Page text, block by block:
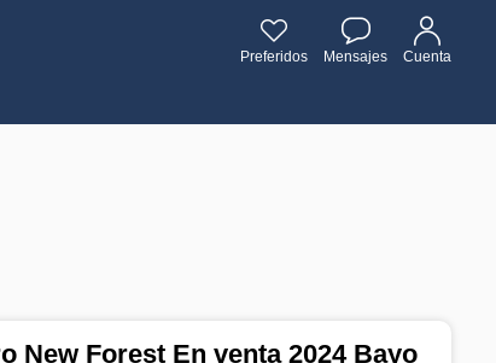
Preferidos Mensajes Cuenta
New Forest En venta 2024 Bayo